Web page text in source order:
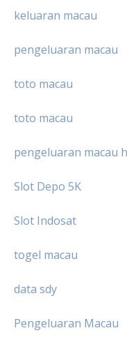
keluaran macau
pengeluaran macau
toto macau
toto macau
pengeluaran macau
Slot Depo 5K
Slot Indosat
togel macau
data sdy
Pengeluaran Macau